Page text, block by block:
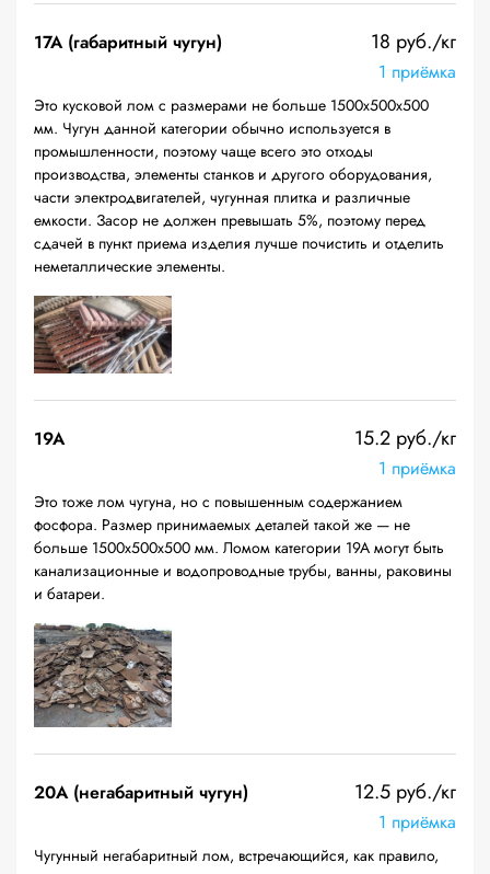
17А (габаритный чугун) 18 руб./кг
1 приёмка
Это кусковой лом с размерами не больше 1500х500х500
мм. Чугун данной категории обычно используется в
промышленности, поэтому чаще всего это отходы
производства, элементы станков и другого оборудования,
части электродвигателей, чугунная плитка и различные
емкости. Засор не должен превышать 5%, поэтому перед
сдачей в пункт приема изделия лучше почистить и отделить
неметаллические элементы.
19A 15.2 руб./кг
1 приёмка
Это тоже лом чугуна, но с повышенным содержанием
фосфора. Размер принимаемых деталей такой же — не
больше 1500х500х500 мм. Ломом категории 19А могут быть
канализационные и водопроводные трубы, ванны, раковины
и батареи.
20A (негабаритный чугун) 12.5 руб./кг
1 приёмка
Чугунный негабаритный лом, встречающийся, как правило,